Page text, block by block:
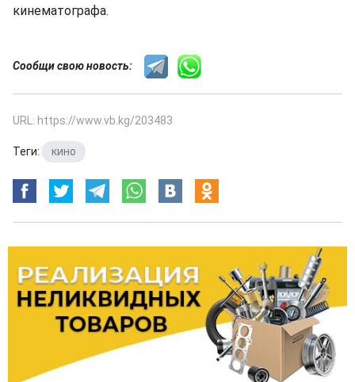
кинематографа.
Сообщи свою новость:
URL: https://www.vb.kg/203483
Теги: кино